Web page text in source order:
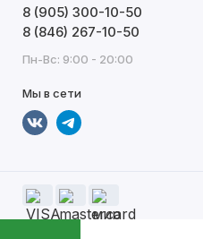
8 (905) 300-10-50
8 (846) 267-10-50
Пн-Вс: 9:00 - 20:00
Мы в сети